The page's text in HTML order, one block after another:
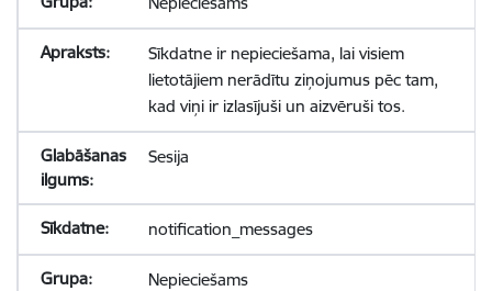
Sīkdatne ir nepieciešama, lai visiem
lietotājiem nerādītu ziņojumus pēc tam,
kad viņi ir izlasījuši un aizvēruši tos.
Sesija
notification_messages
Nepieciešams